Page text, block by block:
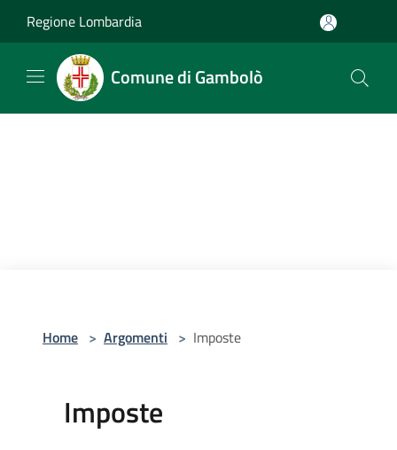
Regione Lombardia
Comune di Gambolò
Home > Argomenti > Imposte
Imposte